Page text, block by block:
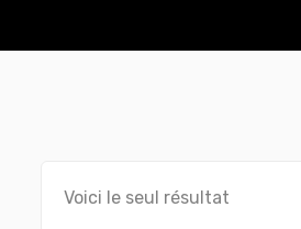
Voici le seul résultat